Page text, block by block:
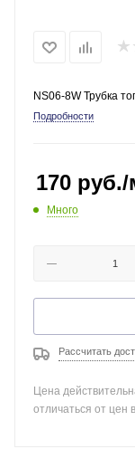
NS06-8W Трубка
Подробности
170 руб./
Много
Рассчитать
Цена
отличаться от цен